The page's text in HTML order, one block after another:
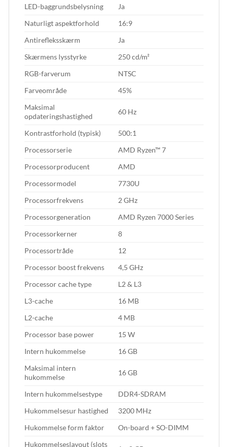
LED-baggrundsbelysning
Ja
Naturligt aspektforhold
16:9
Antirefleksskærm
Ja
Skærmens lysstyrke
250 cd/m²
RGB-farverum
NTSC
Farveområde
45%
Maksimal
opdateringshastighed
60 Hz
Kontrastforhold (typisk)
500:1
Processorserie
AMD Ryzen™ 7
Processorproducent
AMD
Processormodel
7730U
Processorfrekvens
2 GHz
Processorgeneration
AMD Ryzen 7000 Series
Processorkerner
8
Processortråde
12
Processor boost frekvens
4,5 GHz
Processor cache type
L2 & L3
L3-cache
16 MB
L2-cache
4 MB
Processor base power
15 W
Intern hukommelse
16 GB
Maksimal intern
hukommelse
16 GB
Intern hukommelsestype
DDR4-SDRAM
Hukommelsesur hastighed
3200 MHz
Hukommelse form faktor
On-board + SO-DIMM
Hukommelseslayout (slots